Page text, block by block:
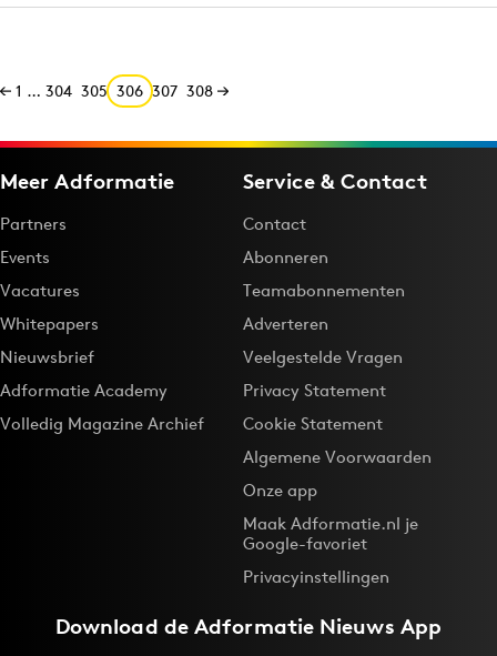
1 … 304 305 306 307 308
Meer Adformatie
Partners
Events
Vacatures
Whitepapers
Nieuwsbrief
Adformatie Academy
Volledig Magazine Archief
Service & Contact
Contact
Abonneren
Teamabonnementen
Adverteren
Veelgestelde Vragen
Privacy Statement
Cookie Statement
Algemene Voorwaarden
Onze app
Maak Adformatie.nl je
Google-favoriet
Privacyinstellingen
Download deAdformatie Nieuws App